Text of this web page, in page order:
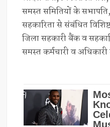
समस्त समितियों के
सहकारिता से संबंधित
जिला सहकारी बैंक व
समस्त कर्मचारी व